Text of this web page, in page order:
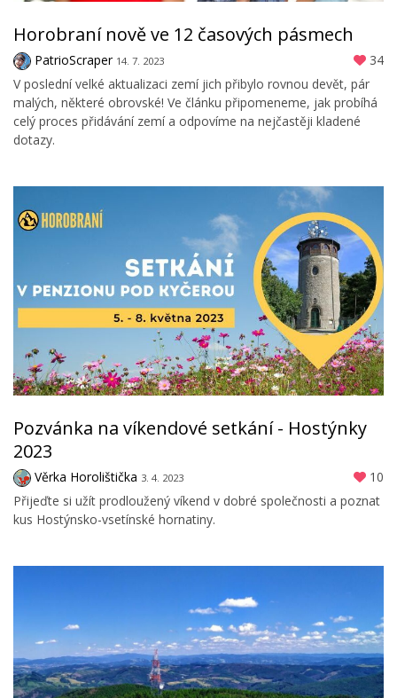
Horobraní nově ve 12 časových pásmech
PatrioScraper 14. 7. 2023
34
V poslední velké aktualizaci zemí jich přibylo rovnou devět, pár
malých, některé obrovské! Ve článku připomeneme, jak probíhá
celý proces přidávání zemí a odpovíme na nejčastěji kladené
dotazy.
Pozvánka na víkendové setkání - Hostýnky
2023
Věrka Horolištička 3. 4. 2023
10
Přijeďte si užít prodloužený víkend v dobré společnosti a poznat
kus Hostýnsko-vsetínské hornatiny.